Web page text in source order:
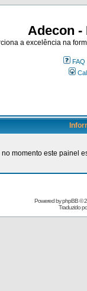
Adecon -
a excelência na
FAQ
no momento este painel
Powered byphpBB©
Traduzido